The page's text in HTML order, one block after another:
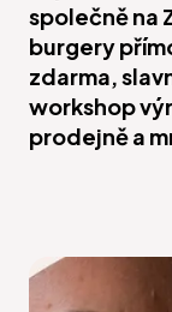
společně na
burgery
zdarma,
workshop
prodejně a